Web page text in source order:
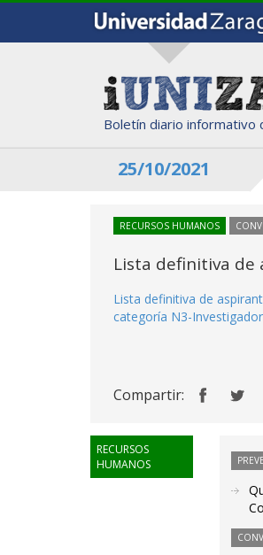
Boletín diario informativo
25/10/2021
RECURSOS HUMANOS
Lista definitiva de
Lista definitiva de
categoría N3-
Compartir:
RECURSOS
HUMANOS